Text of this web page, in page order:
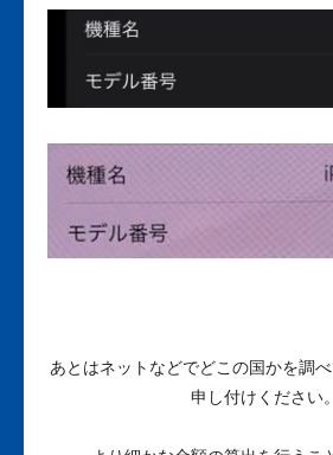
あとはネットなどでどこの国かを調
申し付けください。